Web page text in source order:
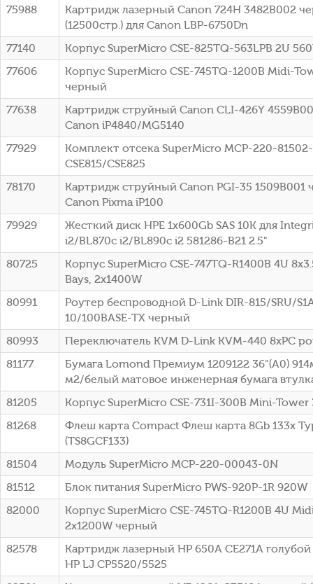
75988
Картридж лазерный Canon 724H 3482B002
(12500стр.) для Canon LBP-6750Dn
77140
Корпус SuperMicro CSE-825TQ-563LPB 2U
77606
Корпус SuperMicro CSE-745TQ-1200B Midi-
черный
77638
Картридж струйный Canon CLI-426Y
Canon iP4840/MG5140
77929
Комплект отсека SuperMicro MCP-220-
CSE815/CSE825
78170
Картридж струйный Canon PGI-35 1509B001
Canon Pixma iP100
79929
Жесткий диск HPE 1x600Gb SAS 10K для
i2/BL870c i2/BL890c i2 581286-B21 2.5"
80725
Корпус SuperMicro CSE-747TQ-R1400B 4U
Bays, 2x1400W
80991
Роутер беспроводной D-Link DIR-815/SRU/
10/100BASE-TX черный
80993
Переключатель KVM D-Link KVM-440 8xPC
81177
Бумага Lomond Премиум 1209122 36"(A0)
м2/белый матовое инженерная бумага
81205
Корпус SuperMicro CSE-731I-300B Mini-Tower
81268
Флеш карта Compact Флеш карта 8Gb 133x
(TS8GCF133)
81504
Модуль SuperMicro MCP-220-00043-0N
81512
Блок питания SuperMicro PWS-920P-1R 920W
82000
Корпус SuperMicro CSE-745TQ-R1200B 4U
2x1200W черный
82578
Картридж лазерный HP 650A CE271A голубой
HP LJ CP5520/5525